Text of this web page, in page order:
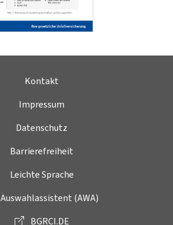
Kontakt
Impressum
Datenschutz
Barrierefreiheit
Leichte Sprache
Auswahlassistent (AWA)
BGRCI.DE